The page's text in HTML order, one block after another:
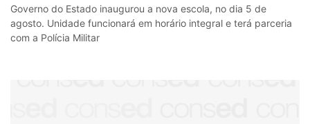
Governo do Estado inaugurou a nova escola, no dia 5 de
agosto. Unidade funcionará em horário integral e terá parceria
com a Polícia Militar